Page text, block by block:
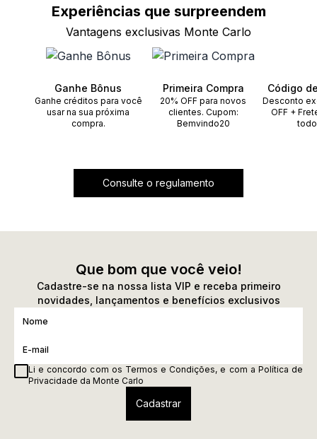
Experiências que surpreendem
Vantagens exclusivas Monte Carlo
Ganhe Bônus
Ganhe créditos para você
usar na sua próxima
compra.
Primeira Compra
20% OFF para novos
clientes. Cupom:
Bemvindo20
Código
Desconto
OFF +
Consulte o regulamento
Que bom que você veio!
Cadastre-se na nossa lista VIP e receba primeiro
novidades, lançamentos e benefícios exclusivos
Li e concordo com os Termos e Condições, e com a Política de
Privacidade da Monte Carlo